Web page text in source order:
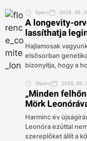
5perc 2026. 08.
A longevity-
lassíthatja
Hajlamosak
elsősorban
bizonyítja, hogy a
10perc 2026. 08.
„Minden
Mörk
Harminc év
Leonóra ezúttal
szereplőket állít a